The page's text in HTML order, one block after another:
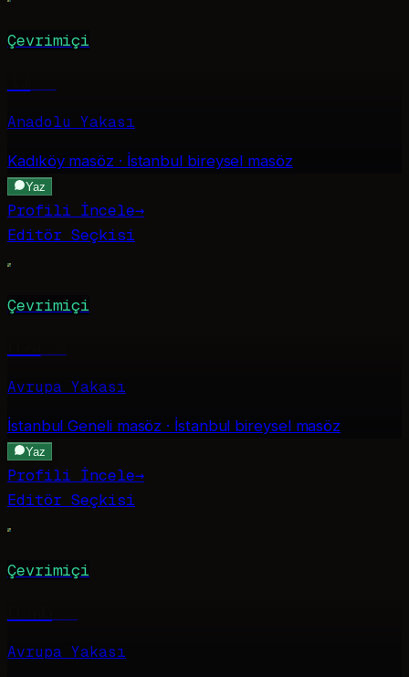
Çevrimiçi
Anadolu Yakası
Kadıköymasöz · İstanbul bireysel masöz
Yaz
Profili İncele→
Editör Seçkisi
Çevrimiçi
Avrupa Yakası
İstanbul Genelimasöz · İstanbul bireysel masöz
Yaz
Profili İncele→
Editör Seçkisi
Çevrimiçi
Avrupa Yakası